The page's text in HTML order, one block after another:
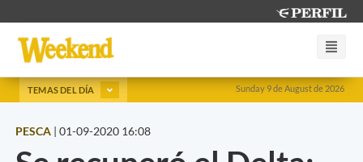
Sunday 9 de August de 2026
TEMAS DEL DÍA
PESCA | 01-09-2020 16:08